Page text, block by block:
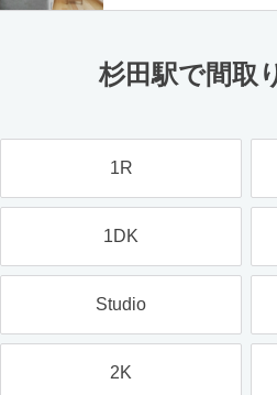
杉田駅で間取
1R
1DK
Studio
2K